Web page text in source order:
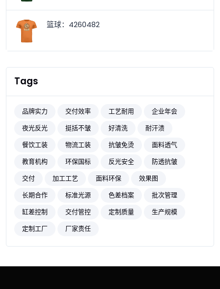
篮球：4260482
Tags
品牌实力 交付效率 工艺耐用
企业年会
夜光反光
挺括不皱 好清洗
耐汗渍
餐饮工装
物流工装 抗皱免烫
面料透气
教育机构
环保国标 反光安全
防透抗皱
交付
加工工艺 面料环保
效果图
长期合作
标准光源 色差档案
批次管理
缸差控制
交付管控 定制质量
生产规模
定制工厂
厂家责任